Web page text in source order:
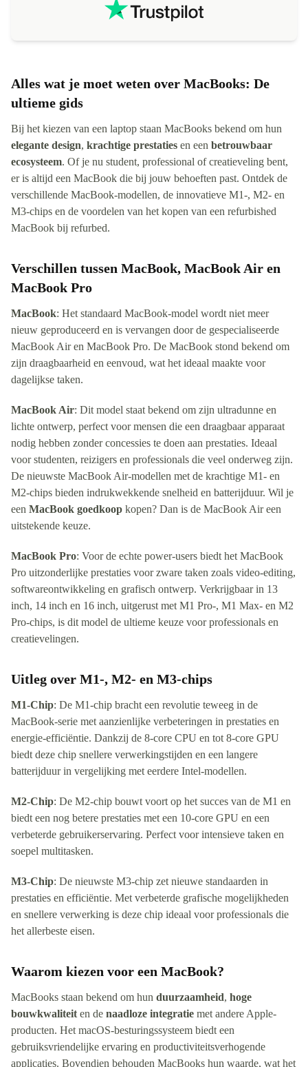
Alles wat je moet weten over MacBooks: De
ultieme gids
Bij het kiezen van een laptop staan MacBooks bekend om hun
elegante design, krachtige prestaties en een betrouwbaar
ecosysteem. Of je nu student, professional of creatieveling bent,
er is altijd een MacBook die bij jouw behoeften past. Ontdek de
verschillende MacBook-modellen, de innovatieve M1-, M2- en
M3-chips en de voordelen van het kopen van een refurbished
MacBook bij refurbed.
Verschillen tussen MacBook, MacBook Air en
MacBook Pro
MacBook: Het standaard MacBook-model wordt niet meer
nieuw geproduceerd en is vervangen door de gespecialiseerde
MacBook Air en MacBook Pro. De MacBook stond bekend om
zijn draagbaarheid en eenvoud, wat het ideaal maakte voor
dagelijkse taken.
MacBook Air: Dit model staat bekend om zijn ultradunne en
lichte ontwerp, perfect voor mensen die een draagbaar apparaat
nodig hebben zonder concessies te doen aan prestaties. Ideaal
voor studenten, reizigers en professionals die veel onderweg zijn.
De nieuwste MacBook Air-modellen met de krachtige M1- en
M2-chips bieden indrukwekkende snelheid en batterijduur. Wil je
een MacBook goedkoop kopen? Dan is de MacBook Air een
uitstekende keuze.
MacBook Pro: Voor de echte power-users biedt het MacBook
Pro uitzonderlijke prestaties voor zware taken zoals video-editing,
softwareontwikkeling en grafisch ontwerp. Verkrijgbaar in 13
inch, 14 inch en 16 inch, uitgerust met M1 Pro-, M1 Max- en M2
Pro-chips, is dit model de ultieme keuze voor professionals en
creatievelingen.
Uitleg over M1-, M2- en M3-chips
M1-Chip: De M1-chip bracht een revolutie teweeg in de
MacBook-serie met aanzienlijke verbeteringen in prestaties en
energie-efficiëntie. Dankzij de 8-core CPU en tot 8-core GPU
biedt deze chip snellere verwerkingstijden en een langere
batterijduur in vergelijking met eerdere Intel-modellen.
M2-Chip: De M2-chip bouwt voort op het succes van de M1 en
biedt een nog betere prestaties met een 10-core GPU en een
verbeterde gebruikerservaring. Perfect voor intensieve taken en
soepel multitasken.
M3-Chip: De nieuwste M3-chip zet nieuwe standaarden in
prestaties en efficiëntie. Met verbeterde grafische mogelijkheden
en snellere verwerking is deze chip ideaal voor professionals die
het allerbeste eisen.
Waarom kiezen voor een MacBook?
MacBooks staan bekend om hun duurzaamheid, hoge
bouwkwaliteiten de naadloze integratie met andere Apple-
producten. Het macOS-besturingssysteem biedt een
gebruiksvriendelijke ervaring en productiviteitsverhogende
applicaties. Bovendien behouden MacBooks hun waarde, wat het